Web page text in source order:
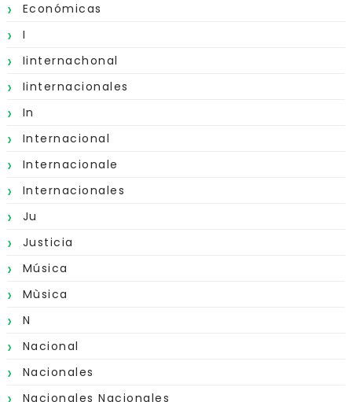
Económicas
I
Iinternachonal
Iinternacionales
In
Internacional
Internacionale
Internacionales
Ju
Justicia
Música
Mùsica
N
Nacional
Nacionales
Nacionales Nacionales